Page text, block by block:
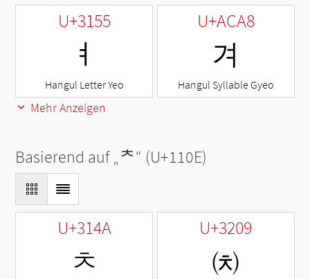
U+3155
ㅕ
Hangul Letter Yeo
U+ACA8
겨
Hangul Syllable Gyeo
Mehr Anzeigen
Basierend auf „ᄎ“ (U+110E)
U+314A
ㅊ
U+3209
㈉